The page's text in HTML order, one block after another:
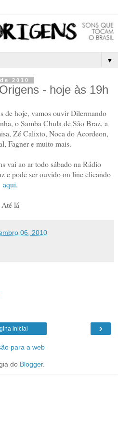
▼
2010
- hoje às 19h
de hoje, vamos ouvir Dilermando
o Samba Chula de São Braz, a
Zé Calixto, Noca do Acordeon,
Fagner e muito mais.
vai ao ar todo sábado na Rádio
e pode ser ouvido on line clicando
aqui.
Até lá
06, 2010
›
inicial
para a web
do Blogger.